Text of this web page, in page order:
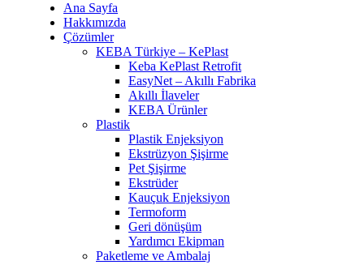
Ana Sayfa
Hakkımızda
Çözümler
KEBA Türkiye – KePlast
Keba KePlast Retrofit
EasyNet – Akıllı Fabrika
Akıllı İlaveler
KEBA Ürünler
Plastik
Plastik Enjeksiyon
Ekstrüzyon Şişirme
Pet Şişirme
Ekstrüder
Kauçuk Enjeksiyon
Termoform
Geri dönüşüm
Yardımcı Ekipman
Paketleme ve Ambalaj